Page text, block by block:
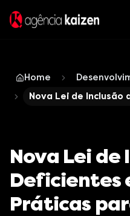
Home
Nova Lei de
Nova Lei de
Deficientes
Práticas